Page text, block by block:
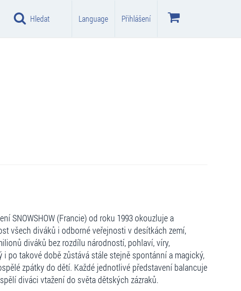
Hledat Language Přihlášení
SNOWSHOW (Francie) od roku 1993 okouzluje a
všech diváků i odborné veřejnosti v desítkách zemí,
diváků bez rozdílu národností, pohlaví, víry,
po takové době zůstává stále stejně spontánní a magický,
zpátky do dětí. Každé jednotlivé představení balancuje
diváci vtažení do světa dětských zázraků.